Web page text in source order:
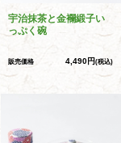
宇治抹茶と金襴緞子い
っぷく碗
販売価格 4,490円(税込)